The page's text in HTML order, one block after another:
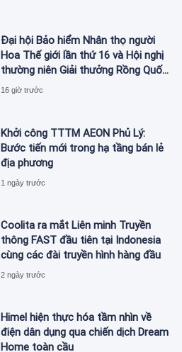
Đại hội Bảo hiểm Nhân thọ người
Hoa Thế giới lần thứ 16 và Hội nghị
thường niên Giải thưởng Rồng Quốc
tế (IDA) 2026 được tổ chức trọng
16 giờ trước
Khởi công TTTM AEON Phủ Lý:
Bước tiến mới trong hạ tầng bán lẻ
địa phương
1 ngày trước
Coolita ra mắt Liên minh Truyền
thông FAST đầu tiên tại Indonesia
cùng các đài truyền hình hàng đầu
2 ngày trước
Himel hiện thực hóa tầm nhìn về
điện dân dụng qua chiến dịch Dream
Home toàn cầu